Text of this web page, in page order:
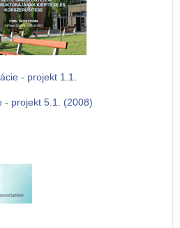
- projekt 1.1.
- projekt 5.1. (2008)